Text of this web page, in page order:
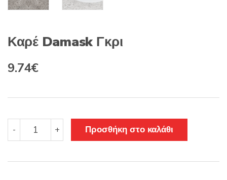
Καρέ Damask Γκρι
Original
11.45€.
9.74€Η
είναι:
9.74€.
-
Καρέ
Damask
+ Προσθήκη στο καλάθι